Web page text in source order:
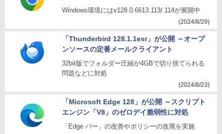
Windows環境にはv128.0.6613.113/.114が展開中
(2024/8/29)
「Thunderbird 128.1.1esr」が公開 ～オープ
ンソースの定番メールクライアント
32bit版でフォルダー圧縮が4GBで切り捨てられる
問題などに対処
(2024/8/23)
「Microsoft Edge 128」が公開 ～スクリプト
エンジン「V8」のゼロデイ脆弱性に対処
「Edge バー」の改善やポリシーの改廃を実施